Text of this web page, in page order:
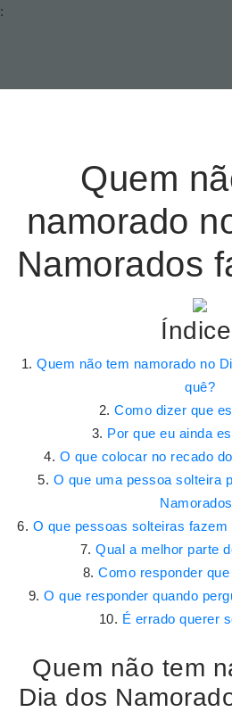
:
Quem
namorado
Namorados
Quem não tem namorado no
quê?
Como dizer que
Por que eu ainda
O que colocar no recado
O que uma pessoa solteira
O que pessoas solteiras
Qual a melhor parte
Como responder
O que responder quando
É errado querer
Quem não tem
Dia dos